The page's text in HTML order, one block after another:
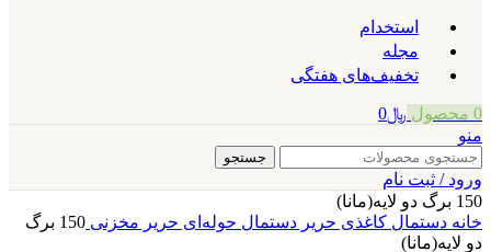
استخدام
مجله
تخفیف‌های هفتگی
0 محصول ﷼0
منو
جستجو
ورود / ثبت نام
150 برگ دو لایه(مانا)
خانه دستمال کاغذی حریر دستمال حوله‌ای حریر مخزنی
150 برگ
دو لایه(مانا)